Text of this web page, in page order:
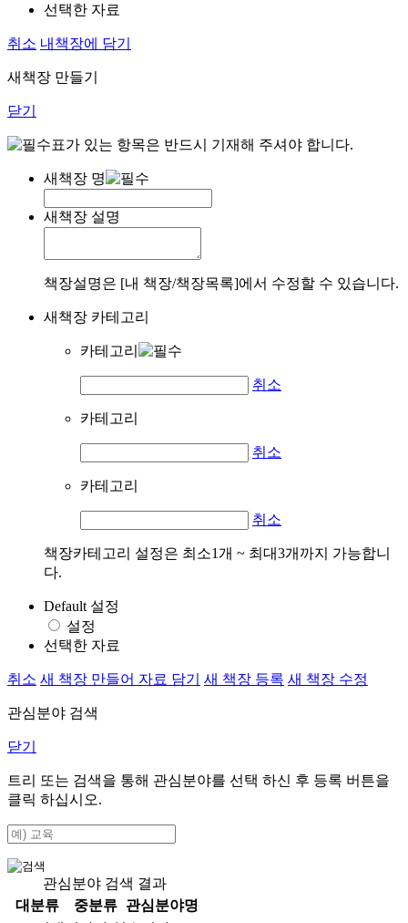
선택한 자료
취소 내책장에 담기
새책장 만들기
닫기
표가 있는 항목은 반드시 기재해 주셔야 합니다.
새책장 명
새책장 설명
책장설명은 [내 책장/책장목록]에서 수정할 수 있습니다.
새책장 카테고리
카테고리
취소
카테고리
취소
카테고리
취소
책장카테고리 설정은 최소1개 ~ 최대3개까지 가능합니
다.
Default 설정
설정
선택한 자료
취소 새 책장 만들어 자료 담기 새 책장 등록 새 책장 수정
관심분야 검색
닫기
트리 또는 검색을 통해 관심분야를 선택 하신 후 등록 버튼을
클릭 하십시오.
관심분야 검색 결과
대분류
중분류
관심분야명